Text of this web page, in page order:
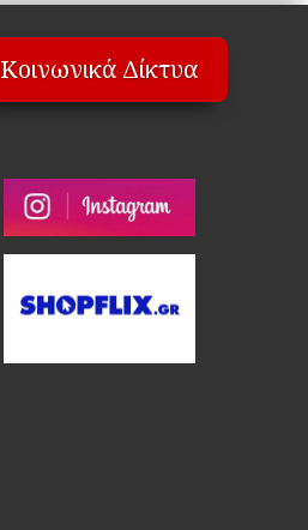
Κοινωνικά Δίκτυα